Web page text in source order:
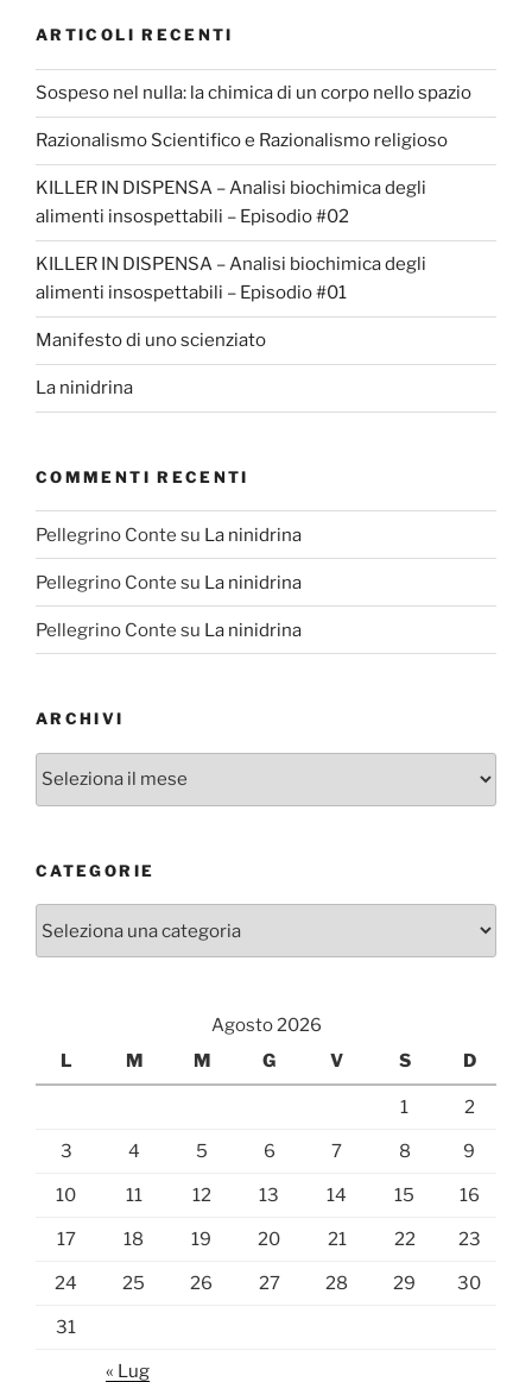
ARTICOLI RECENTI
Sospeso nel nulla: la chimica di un corpo nello spazio
Razionalismo Scientifico e Razionalismo religioso
KILLER IN DISPENSA – Analisi biochimica degli
alimenti insospettabili – Episodio #02
KILLER IN DISPENSA – Analisi biochimica degli
alimenti insospettabili – Episodio #01
Manifesto di uno scienziato
La ninidrina
COMMENTI RECENTI
Pellegrino Conte su La ninidrina
Pellegrino Conte su La ninidrina
Pellegrino Conte su La ninidrina
ARCHIVI
Archivi
CATEGORIE
Agosto 2026
L
M M G V S D
1 2
3 4 5 6 7 8 9
10 11 12 13 14 15 16
17 18 19 20 21 22 23
24 25 26 27 28 29 30
31
« Lug